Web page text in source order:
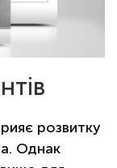
розвитку
Однак